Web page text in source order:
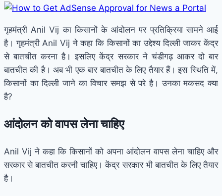
गृहमंत्री Anil Vij का किसानों के आंदोलन पर प्रतिक्रिया सामने आई
है। गृहमंत्री Anil Vij ने कहा कि किसानों का उद्देश्य दिल्ली जाकर केंद्र
से बातचीत करना है। इसलिए केंद्र सरकार ने चंडीगढ़ आकर दो बार
बातचीत की है। अब भी एक बार बातचीत के लिए तैयार हैं। इस स्थिति में,
किसानों का दिल्ली जाने का विचार समझ से परे है। उनका मकसद क्या
है?
आंदोलन को वापस लेना चाहिए
Anil Vij ने कहा कि किसानों को अपना आंदोलन वापस लेना चाहिए और
सरकार से बातचीत करनी चाहिए। केंद्र सरकार भी बातचीत के लिए तैयार
है।